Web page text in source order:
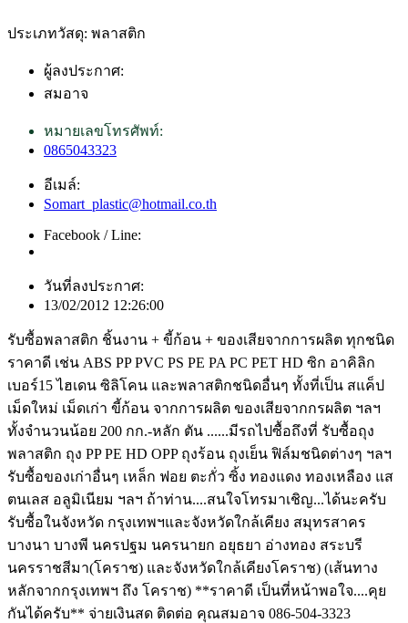
ประเภทวัสดุ: พลาสติก
ผู้ลงประกาศ:
สมอาจ
หมายเลขโทรศัพท์:
0865043323
อีเมล์:
Somart_plastic@hotmail.co.th
Facebook / Line:
วันที่ลงประกาศ:
13/02/2012 12:26:00
รับซื้อพลาสติก ชิ้นงาน + ขี้ก้อน + ของเสียจากการผลิต ทุกชนิด
ราคาดี เช่น ABS PP PVC PS PE PA PC PET HD ซิก อาคิลิก
เบอร์15 ไฮเดน ซิลิโคน และพลาสติกชนิดอื่นๆ ทั้งที่เป็น สแค็ป
เม็ดใหม่ เม็ดเก่า ขี้ก้อน จากการผลิต ของเสียจากกรผลิต ฯลฯ
ทั้งจำนวนน้อย 200 กก.-หลัก ตัน ......มีรถไปซื้อถึงที่ รับซื้อถุง
พลาสติก ถุง PP PE HD OPP ถุงร้อน ถุงเย็น ฟิล์มชนิดต่างๆ ฯลฯ
รับซื้อของเก่าอื่นๆ เหล็ก ฟอย ตะกั่ว ซิ้ง ทองแดง ทองเหลือง แส
ตนเลส อลูมิเนียม ฯลฯ ถ้าท่าน....สนใจโทรมาเชิญ...ได้นะครับ
รับซื้อในจังหวัด กรุงเทพฯและจังหวัดใกล้เคียง สมุทรสาคร
บางนา บางพี นครปฐม นครนายก อยุธยา อ่างทอง สระบรี
นครราชสีมา(โคราช) และจังหวัดใกล้เคียงโคราช) (เส้นทาง
หลักจากกรุงเทพฯ ถึง โคราช) **ราคาดี เป็นที่หน้าพอใจ....คุย
กันได้ครับ** จ่ายเงินสด ติดต่อ คุณสมอาจ 086-504-3323